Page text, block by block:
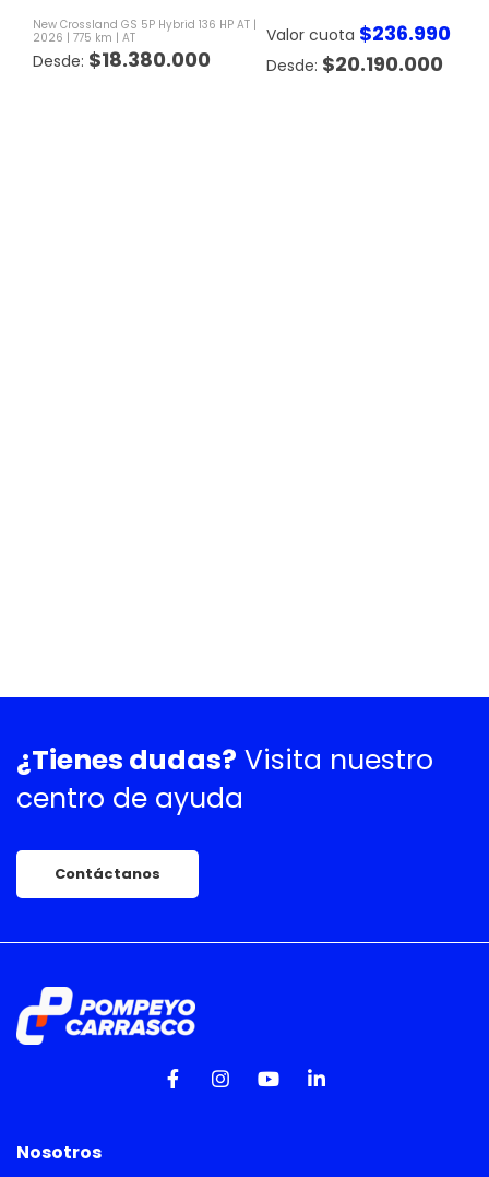
New Crossland GS 5P Hybrid 136 HP AT
2026
775 km AT
$18.380.000
Valor cuota $236.990
$20.190.000
¿Tienes dudas? Visita nuestro
centro de ayuda
Contáctanos
Nosotros